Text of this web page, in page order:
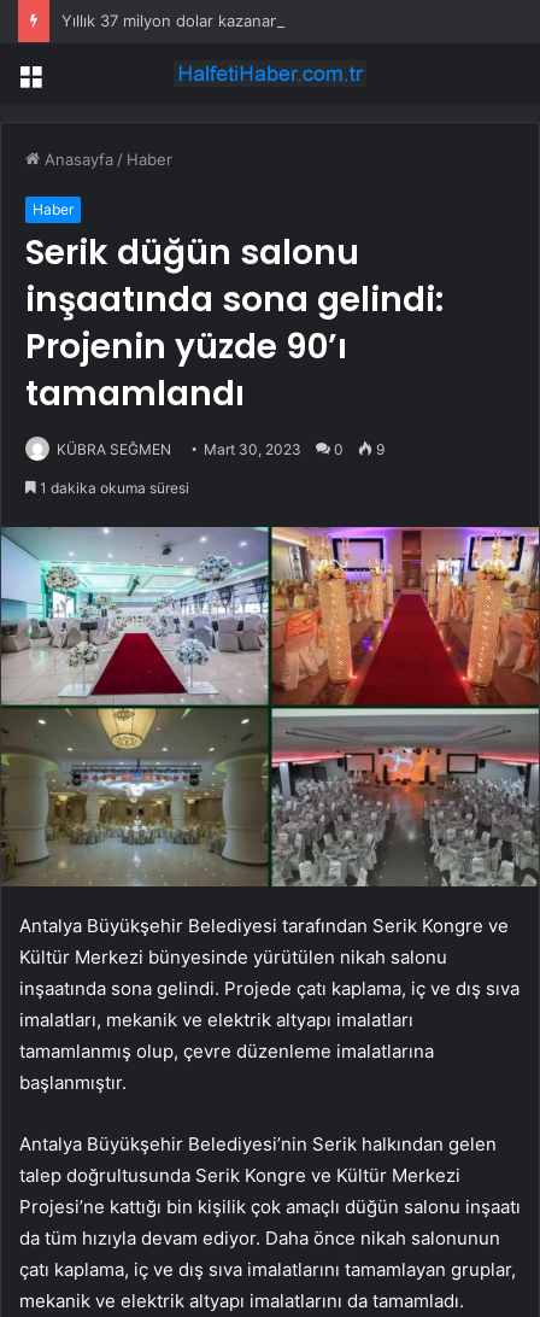
Menü
Anasayfa / Haber
Haber
Serik düğün salonu
inşaatında sona gelindi:
Projenin yüzde 90’ı
tamamlandı
KÜBRA SEĞMEN Mart 30, 2023 0 9
1 dakika okuma süresi
Antalya Büyükşehir Belediyesi tarafından Serik Kongre ve
Kültür Merkezi bünyesinde yürütülen nikah salonu
inşaatında sona gelindi. Projede çatı kaplama, iç ve dış sıva
imalatları, mekanik ve elektrik altyapı imalatları
tamamlanmış olup, çevre düzenleme imalatlarına
başlanmıştır.
Antalya Büyükşehir Belediyesi’nin Serik halkından gelen
talep doğrultusunda Serik Kongre ve Kültür Merkezi
Projesi’ne kattığı bin kişilik çok amaçlı düğün salonu inşaatı
da tüm hızıyla devam ediyor. Daha önce nikah salonunun
çatı kaplama, iç ve dış sıva imalatlarını tamamlayan gruplar,
mekanik ve elektrik altyapı imalatlarını da tamamladı.